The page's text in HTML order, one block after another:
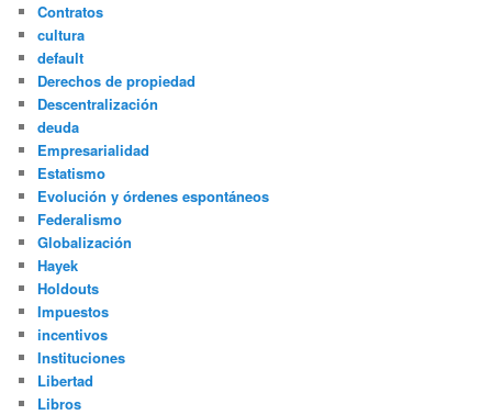
Contratos
cultura
default
Derechos de propiedad
Descentralización
deuda
Empresarialidad
Estatismo
Evolución y órdenes espontáneos
Federalismo
Globalización
Hayek
Holdouts
Impuestos
incentivos
Instituciones
Libertad
Libros